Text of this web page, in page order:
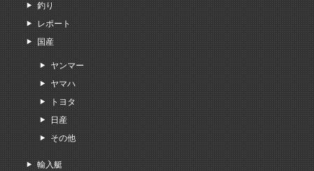
釣り
レポート
国産
ヤンマー
ヤマハ
トヨタ
日産
その他
輸入艇